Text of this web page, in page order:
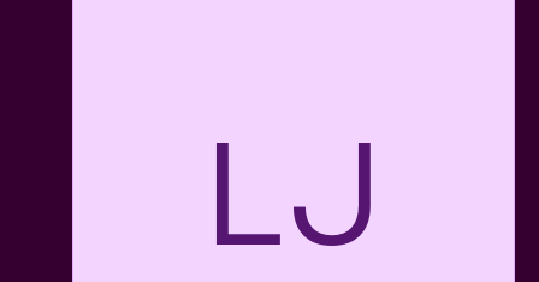
LJ